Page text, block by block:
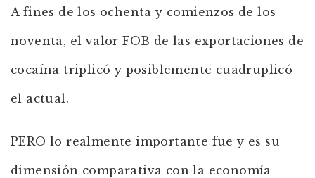
A fines de los ochenta y comienzos de los
noventa, el valor FOB de las exportaciones de
cocaína triplicó y posiblemente cuadruplicó
el actual.
PERO lo realmente importante fue y es su
dimensión comparativa con la economía